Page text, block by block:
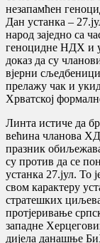
незапамћен
Дан устанка –
народ заједно са
геноцидне НДХ и
доказ да су
вјерни
прелажу чак и
Хрватској
Линта истиче да
већина чланова
празник
су против да се
устанка 27.јул. То
свом карактеру
стратешких
протјеривање
западне
дијела данашње